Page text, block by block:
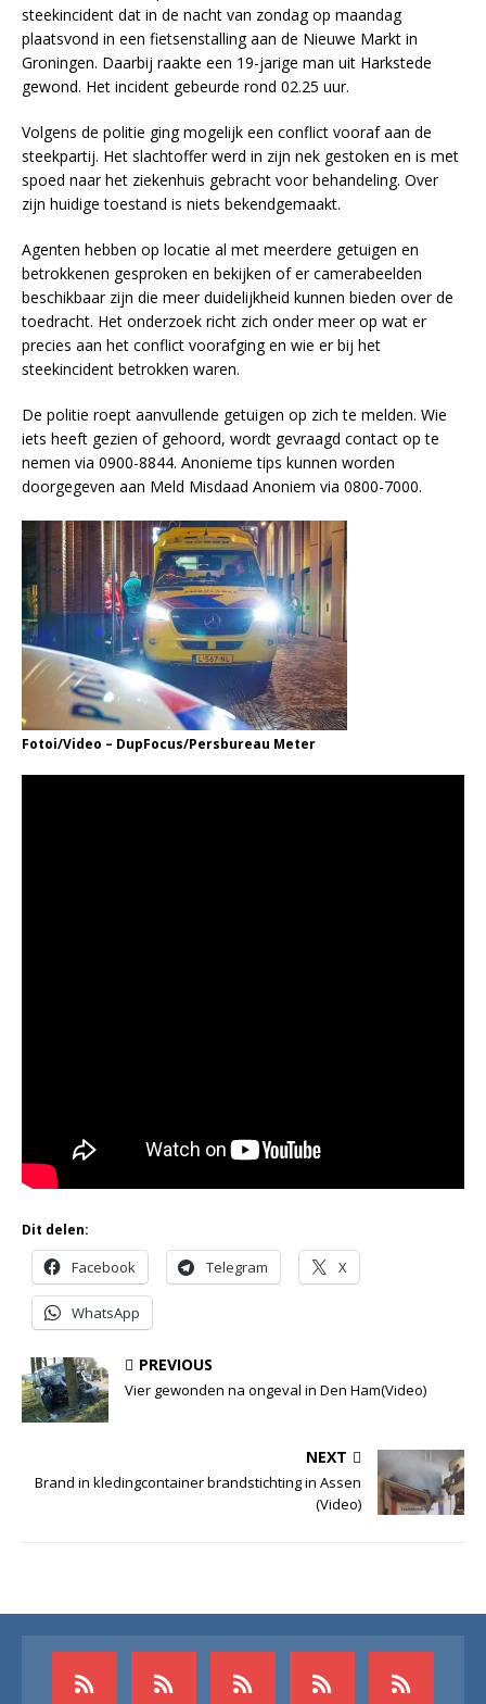
steekincident dat in de nacht van zondag op maandag
plaatsvond in een fietsenstalling aan de Nieuwe Markt in
Groningen. Daarbij raakte een 19-jarige man uit Harkstede
gewond. Het incident gebeurde rond 02.25 uur.
Volgens de politie ging mogelijk een conflict vooraf aan de
steekpartij. Het slachtoffer werd in zijn nek gestoken en is met
spoed naar het ziekenhuis gebracht voor behandeling. Over
zijn huidige toestand is niets bekendgemaakt.
Agenten hebben op locatie al met meerdere getuigen en
betrokkenen gesproken en bekijken of er camerabeelden
beschikbaar zijn die meer duidelijkheid kunnen bieden over de
toedracht. Het onderzoek richt zich onder meer op wat er
precies aan het conflict voorafging en wie er bij het
steekincident betrokken waren.
De politie roept aanvullende getuigen op zich te melden. Wie
iets heeft gezien of gehoord, wordt gevraagd contact op te
nemen via 0900-8844. Anonieme tips kunnen worden
doorgegeven aan Meld Misdaad Anoniem via 0800-7000.
Fotoi/Video – DupFocus/Persbureau Meter
Dit delen:
Facebook Telegram X
WhatsApp
PREVIOUS
Vier gewonden na ongeval in Den Ham(Video)
NEXT
Brand in kledingcontainer brandstichting in Assen
(Video)